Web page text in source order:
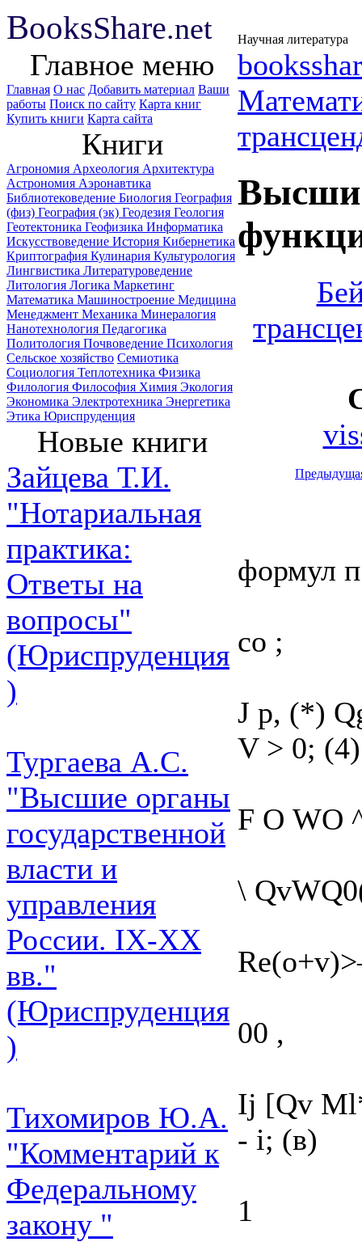
BooksShare.net Научная литература
Главное меню
Главная О нас Добавить материал Ваши
работы Поиск по сайту Карта книг
Купить книги Карта сайта
Книги
Агрономия Археология Архитектура
Астрономия Аэронавтика
Библиотековедение Биология География
(физ) География (эк) Геодезия Геология
Геотектоника Геофизика Информатика
Искусствоведение История Кибернетика
Криптография Кулинария Культурология
Лингвистика Литературоведение
Литология Логика Маркетинг
Математика Машиностроение Медицина
Менеджмент Механика Минералогия
Нанотехнология Педагогика
Политология Почвоведение Психология
Сельское хозяйство Семиотика
Социология Теплотехника Физика
Филология Философия Химия Экология
Экономика Электротехника Энергетика
Этика Юриспруденция
Новые книги
Зайцева Т.И.
"Нотариальная
практика:
Ответы на
вопросы"
(Юриспруденция
)
Тургаева А.С.
"Высшие органы
государственной
власти и
управления
России. IХ-ХХ
вв."
(Юриспруденция
)
Тихомиров Ю.А.
"Комментарий к
Федеральному
закону "
формул
со ;
J р, (*)
V > 0; (4)
F О WO
\
00 ,
Ij [Qv
- і; (в)
1